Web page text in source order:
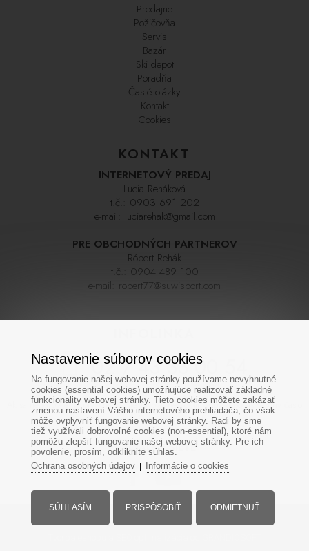
Predajne
Požičovňa
Servis
Bazár
Ski depot
Poradňa
Časté otázky
Kontakt
Cookies
KONTAKT
INTERNETOVÝ PREDAJ
Lucia Reháková
t.č.: 0903 691 202
e-mail: luciarehak@gmail.com
PRE OBCHODNÝCH PARTNEROV
Róbert Rehák
t.č.: 0904 489 100
e-mail: robert77@suwisport.com
02 / 43 33 00 54
Ak sa nedovoláte na prvýkrát skúste zavolať neskôr,linka býva počas sezóny často
veľmi vyťažená. Ďakujeme za pochopenie
SOCIÁLNE SIETE
Nastavenie súborov cookies
Na fungovanie našej webovej stránky používame nevyhnutné
cookies (essential cookies) umožňujúce realizovať základné
funkcionality webovej stránky. Tieto cookies môžete zakázať
zmenou nastavení Vášho internetového prehliadača, čo však
môže ovplyvniť fungovanie webovej stránky. Radi by sme
tiež využívali dobrovoľné cookies (non-essential), ktoré nám
pomôžu zlepšiť fungovanie našej webovej stránky. Pre ich
povolenie, prosím, odkliknite súhlas.
Ochrana osobných údajov| Informácie o cookies
SÚHLASÍM PRISPÔSOBIŤ ODMIETNUŤ